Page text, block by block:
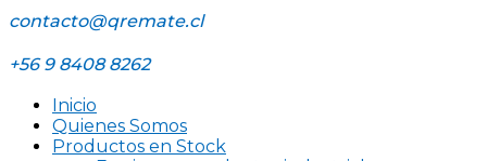
contacto@qremate.cl
+56 9 8408 8262
Inicio
Quienes Somos
Productos en Stock